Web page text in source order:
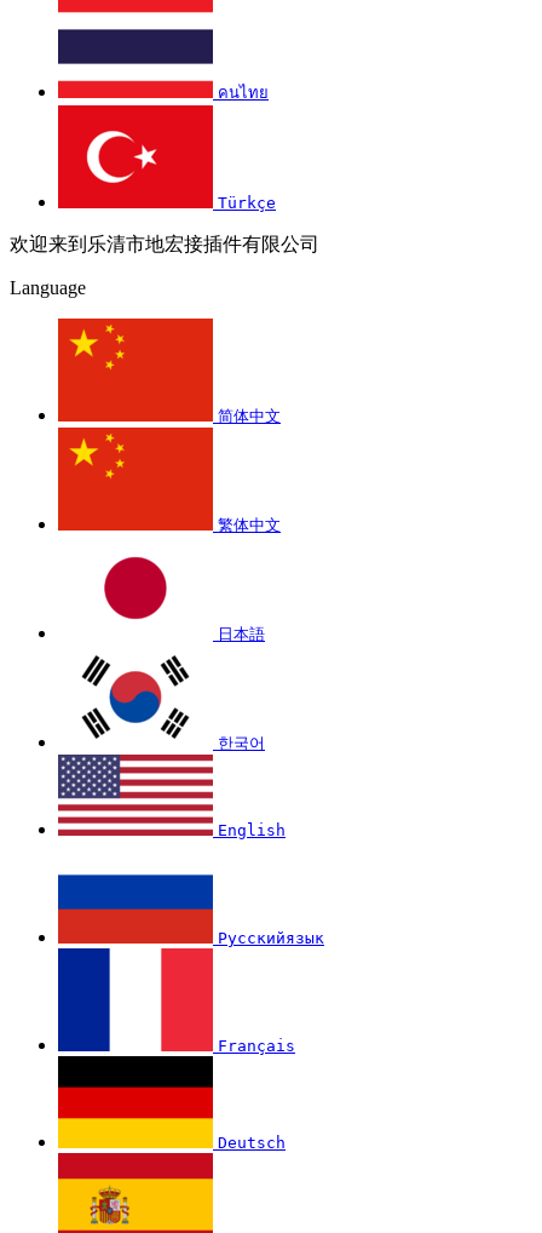
คนไทย
Türkçe
欢迎来到乐清市地宏接插件有限公司
Language
简体中文
繁体中文
日本語
한국어
English
Русскийязык
Français
Deutsch